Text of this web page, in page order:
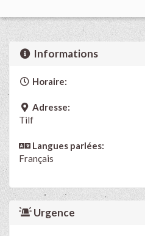
Informations
Horaire:
Adresse:
Tilf
Langues parlées:
Français
Urgence